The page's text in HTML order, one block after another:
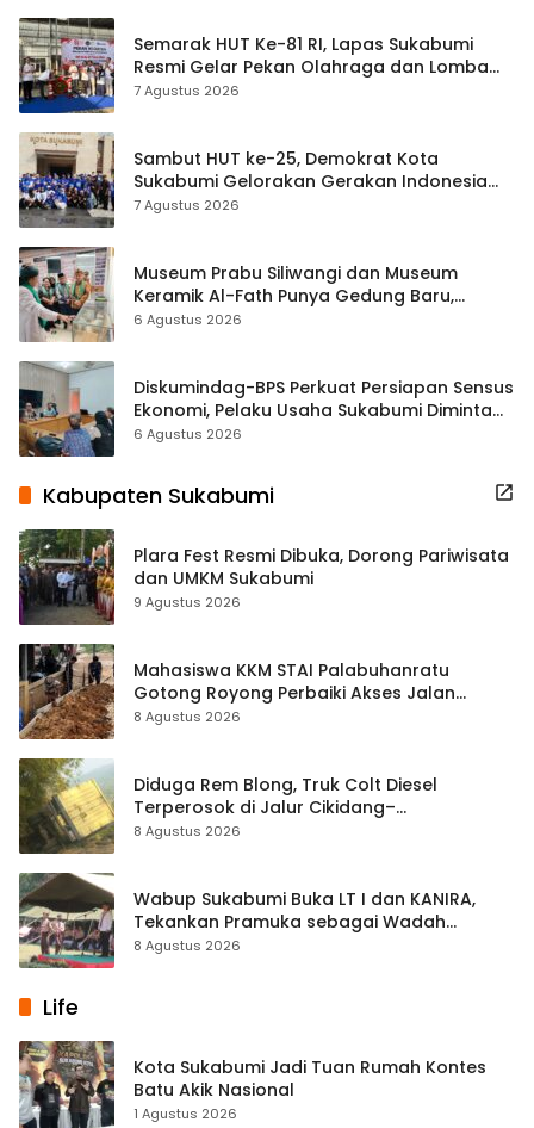
Semarak HUT Ke-81 RI, Lapas Sukabumi
Resmi Gelar Pekan Olahraga dan Lomba
Tradisional
7 Agustus 2026
Sambut HUT ke-25, Demokrat Kota
Sukabumi Gelorakan Gerakan Indonesia
ASRI Lewat Aksi Bersih Masjid Agung
7 Agustus 2026
Museum Prabu Siliwangi dan Museum
Keramik Al-Fath Punya Gedung Baru,
Hampir 500 Koleksi Dipisahkan
6 Agustus 2026
Diskumindag-BPS Perkuat Persiapan Sensus
Ekonomi, Pelaku Usaha Sukabumi Diminta
Terbuka Beri Data
6 Agustus 2026
Kabupaten Sukabumi
Plara Fest Resmi Dibuka, Dorong Pariwisata
dan UMKM Sukabumi
9 Agustus 2026
Mahasiswa KKM STAI Palabuhanratu
Gotong Royong Perbaiki Akses Jalan
Majelis Ta’lim di Sagaranten
8 Agustus 2026
Diduga Rem Blong, Truk Colt Diesel
Terperosok di Jalur Cikidang–
Palabuhanratu
8 Agustus 2026
Wabup Sukabumi Buka LT I dan KANIRA,
Tekankan Pramuka sebagai Wadah
Pembentukan Karakter
8 Agustus 2026
Life
Kota Sukabumi Jadi Tuan Rumah Kontes
Batu Akik Nasional
1 Agustus 2026